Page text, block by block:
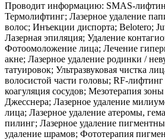
Проводит информацию: SMAS-
Термолифтинг; Лазерное удаление
волос; Инъекции диспорта; Belotero;
Лазерная эпиляция; Удаление
Фотоомоложение лица; Лечение
акне; Лазерное удаление родинки /
татуировок; Ультразвуковая чистка
волосистой части головы; RF-
коагуляция сосудов; Мезотерапия
Джесснера; Лазерное удаление
лица; Лазерное удаление атеромы,
пилинг; Лазерное удаление
удаление шрамов; Фототерапия